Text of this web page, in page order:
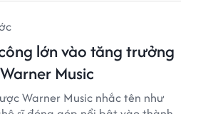
lớn vào tăng trưởng
Music
Warner Music nhắc tên như